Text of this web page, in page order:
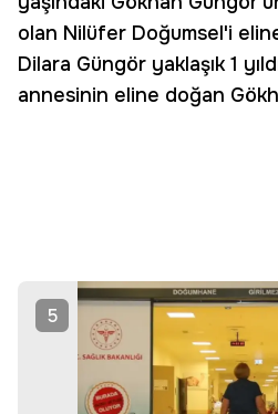
olan Nilüfer Doğumsel'i
Dilara Güngör yaklaşık 1
annesinin eline doğan
5